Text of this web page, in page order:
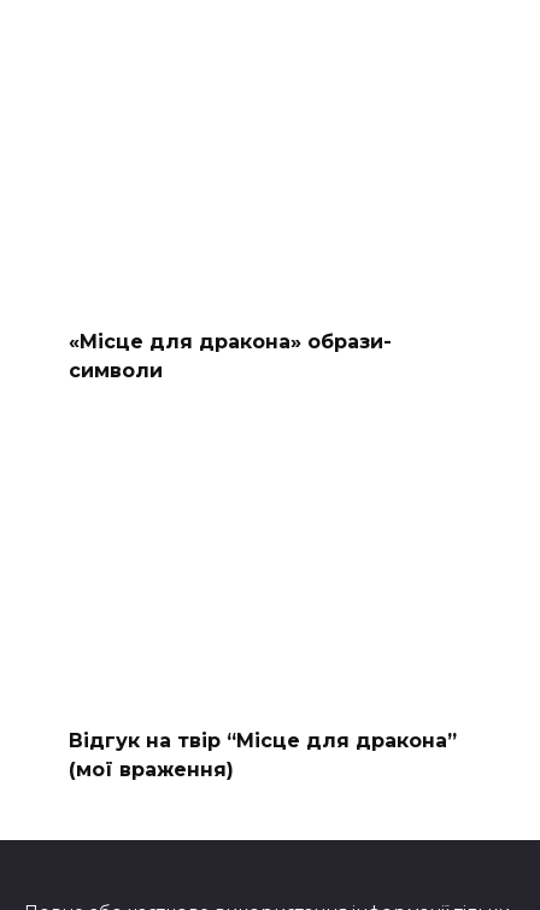
«Місце для дракона» образи-
символи
Відгук на твір “Місце для дракона”
(мої враження)